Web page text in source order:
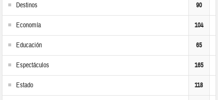
Destinos 90
Economía 104
Educación 65
Espectáculos 165
Estado 118